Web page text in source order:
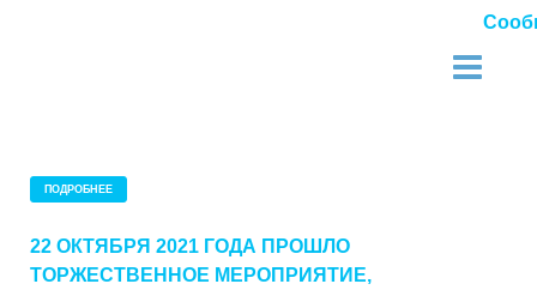
ПОДРОБНЕЕ
22 ОКТЯБРЯ 2021 ГОДА ПРОШЛО
ТОРЖЕСТВЕННОЕ МЕРОПРИЯТИЕ,